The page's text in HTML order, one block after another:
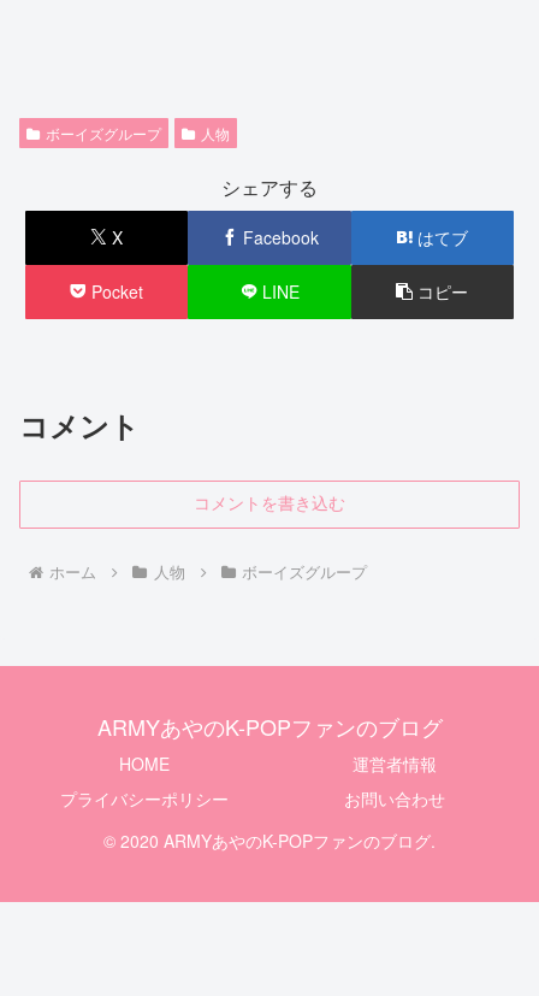
ボーイズグループ 人物
シェアする
X Facebook はてブ
Pocket LINE コピー
コメント
コメントを書き込む
ホーム 人物 ボーイズグループ
ARMYあやのK-POPファンのブログ
HOME
運営者情報
プライバシーポリシー
お問い合わせ
© 2020 ARMYあやのK-POPファンのブログ.